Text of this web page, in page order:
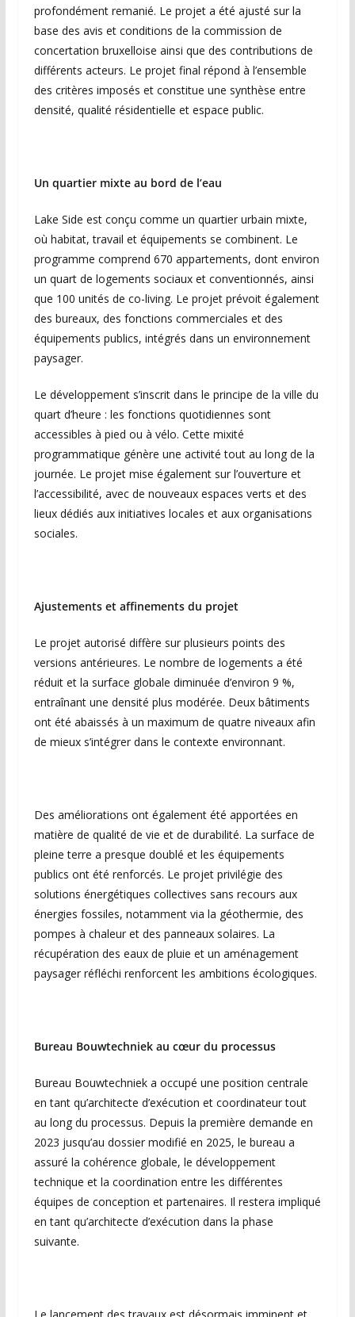
profondément remanié. Le projet a été ajusté sur la
base des avis et conditions de la commission de
concertation bruxelloise ainsi que des contributions de
différents acteurs. Le projet final répond à l’ensemble
des critères imposés et constitue une synthèse entre
densité, qualité résidentielle et espace public.
Un quartier mixte au bord de l’eau
Lake Side est conçu comme un quartier urbain mixte,
où habitat, travail et équipements se combinent. Le
programme comprend 670 appartements, dont environ
un quart de logements sociaux et conventionnés, ainsi
que 100 unités de co-living. Le projet prévoit également
des bureaux, des fonctions commerciales et des
équipements publics, intégrés dans un environnement
paysager.
Le développement s’inscrit dans le principe de la ville du
quart d’heure : les fonctions quotidiennes sont
accessibles à pied ou à vélo. Cette mixité
programmatique génère une activité tout au long de la
journée. Le projet mise également sur l’ouverture et
l’accessibilité, avec de nouveaux espaces verts et des
lieux dédiés aux initiatives locales et aux organisations
sociales.
Ajustements et affinements du projet
Le projet autorisé diffère sur plusieurs points des
versions antérieures. Le nombre de logements a été
réduit et la surface globale diminuée d’environ 9 %,
entraînant une densité plus modérée. Deux bâtiments
ont été abaissés à un maximum de quatre niveaux afin
de mieux s’intégrer dans le contexte environnant.
Des améliorations ont également été apportées en
matière de qualité de vie et de durabilité. La surface de
pleine terre a presque doublé et les équipements
publics ont été renforcés. Le projet privilégie des
solutions énergétiques collectives sans recours aux
énergies fossiles, notamment via la géothermie, des
pompes à chaleur et des panneaux solaires. La
récupération des eaux de pluie et un aménagement
paysager réfléchi renforcent les ambitions écologiques.
Bureau Bouwtechniek au cœur du processus
Bureau Bouwtechniek a occupé une position centrale
en tant qu’architecte d’exécution et coordinateur tout
au long du processus. Depuis la première demande en
2023 jusqu’au dossier modifié en 2025, le bureau a
assuré la cohérence globale, le développement
technique et la coordination entre les différentes
équipes de conception et partenaires. Il restera impliqué
en tant qu’architecte d’exécution dans la phase
suivante.